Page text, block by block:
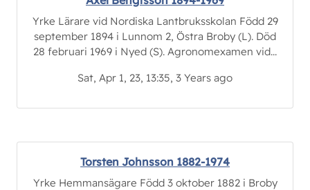
Yrke Lärare vid Nordiska Lantbruksskolan Född 29
september 1894 i Lunnom 2, Östra Broby (L). Död
28 februari 1969 i Nyed (S). Agronomexamen vid...
Sat, Apr 1, 23, 13:35, 3 Years ago
Torsten Johnsson 1882-1974
Yrke Hemmansägare Född 3 oktober 1882 i Broby